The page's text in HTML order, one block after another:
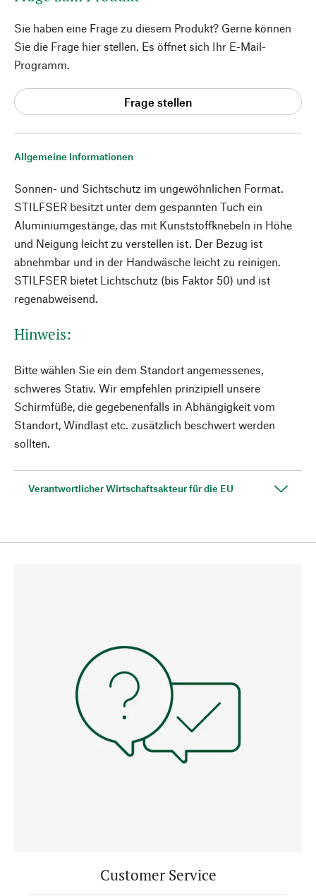
Allgemeine Informationen
Sonnen- und Sichtschutz im ungewöhnlichen Format.
STILFSER besitzt unter dem gespannten Tuch ein
Aluminiumgestänge, das mit Kunststoffknebeln in Höhe
und Neigung leicht zu verstellen ist. Der Bezug ist
abnehmbar und in der Handwäsche leicht zu reinigen.
STILFSER bietet Lichtschutz (bis Faktor 50) und ist
regenabweisend.
Hinweis:
Bitte wählen Sie ein dem Standort angemessenes,
schweres Stativ. Wir empfehlen prinzipiell unsere
Schirmfüße, die gegebenenfalls in Abhängigkeit vom
Standort, Windlast etc. zusätzlich beschwert werden
sollten.
Verantwortlicher Wirtschaftsakteur für die EU
Sie haben eine Frage zu diesem Produkt? Gerne können
Sie die Frage hier stellen. Es öffnet sich Ihr E-Mail-
Programm.
Frage stellen
Customer Service